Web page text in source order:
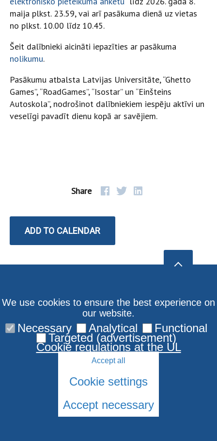
maija plkst. 23.59, vai arī pasākuma dienā uz vietas
no plkst. 10.00 līdz 10.45.
Šeit dalībnieki aicināti iepazīties ar pasākuma
nolikumu.
Pasākumu atbalsta Latvijas Universitāte, “Ghetto
Games”, “RoadGames”, “Isostar” un “Einšteins
Autoskola”, nodrošinot dalībniekiem iespēju aktīvi un
veselīgi pavadīt dienu kopā ar savējiem.
Share
ADD TO CALENDAR
© 2026 University of Latvia. All rights reserved.
We use cookies to ensure the best experience on
our website.
Necessary Analytical Functional
Targeted (advertisement)
Cookie regulations at the UL
Accept all
Cookie settings
Accept necessary